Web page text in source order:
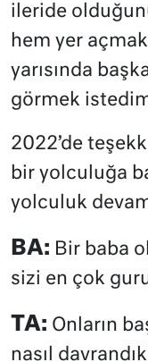
ileride
hem yer
yarısında
görmek
2022’de
bir yolculuğa
yolculuk
BA: Bir baba
sizi en çok
TA: Onların
nasıl